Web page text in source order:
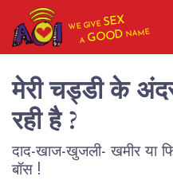
WE GIVESEX
AGOOD NAME
मेरी चड्डी के
रही है ?
दाद-खाज-खुजली- खमीर या